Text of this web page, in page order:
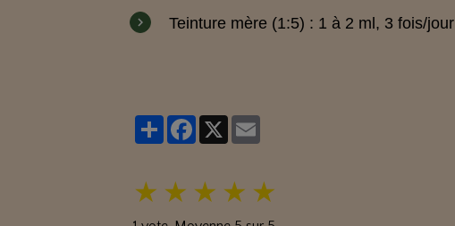
Teinture mère (1:5) : 1 à 2 ml, 3 fois/jour
PartagerFacebook
X
★ ★ ★ ★ ★